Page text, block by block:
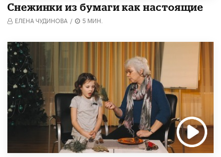
Снежинки из бумаги как настоящие
ЕЛЕНА ЧУДИНОВА / 5 МИН.